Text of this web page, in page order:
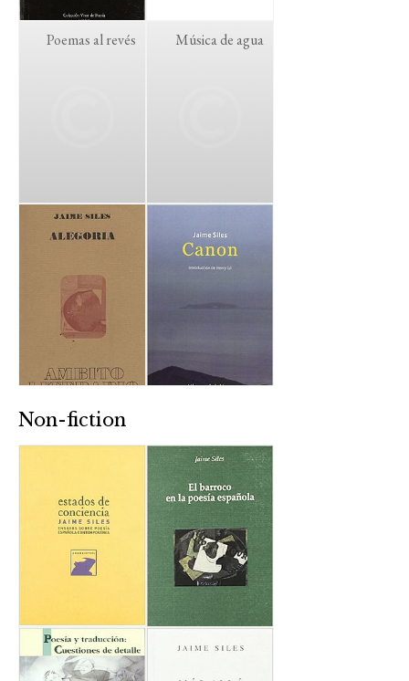
Poemas al revés Música de agua
Non-fiction